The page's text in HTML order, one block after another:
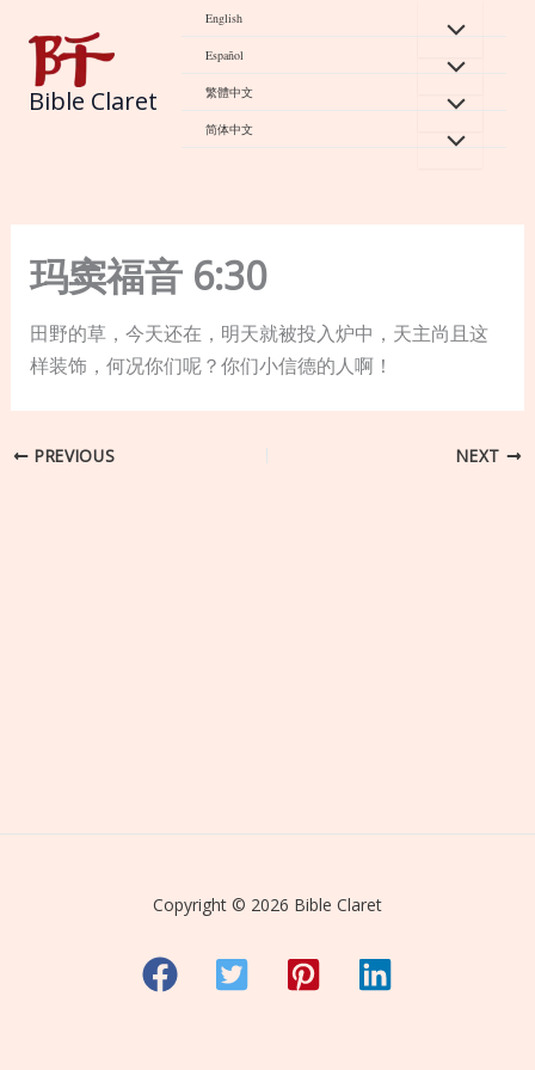
content
Bible Claret
English
Español
繁體中文
简体中文
玛窦福音 6:30
田野的草，今天还在，明天就被投入炉中，天主尚且这
样装饰，何况你们呢？你们小信德的人啊！
PREVIOUS NEXT
Copyright © 2026 Bible Claret